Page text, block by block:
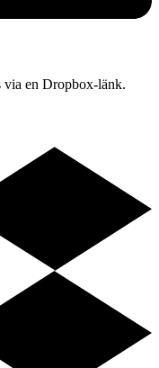
via en Dropbox-länk.